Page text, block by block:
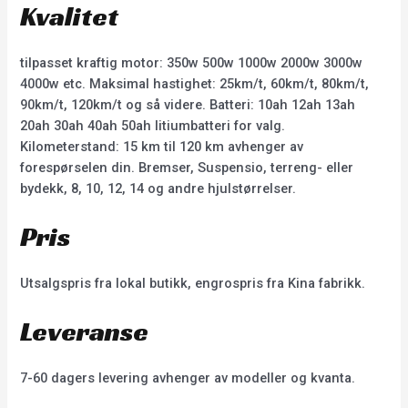
Kvalitet
tilpasset kraftig motor: 350w 500w 1000w 2000w 3000w
4000w etc. Maksimal hastighet: 25km/t, 60km/t, 80km/t,
90km/t, 120km/t og så videre. Batteri: 10ah 12ah 13ah
20ah 30ah 40ah 50ah litiumbatteri for valg.
Kilometerstand: 15 km til 120 km avhenger av
forespørselen din. Bremser, Suspensio, terreng- eller
bydekk, 8, 10, 12, 14 og andre hjulstørrelser.
Pris
Utsalgspris fra lokal butikk, engrospris fra Kina fabrikk.
Leveranse
7-60 dagers levering avhenger av modeller og kvanta.